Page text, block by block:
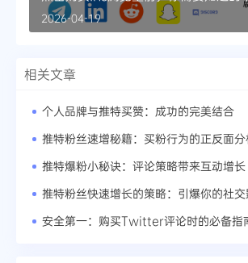
2026-04-19
相关文章
个人品牌与推特买赞：成功的完美结合
推特粉丝速增秘籍：买粉行为的正反面
推特爆粉小秘诀：评论策略带来互动增长
推特粉丝快速增长的策略：引爆你的社交
安全第一：购买Twitter评论时的必备指